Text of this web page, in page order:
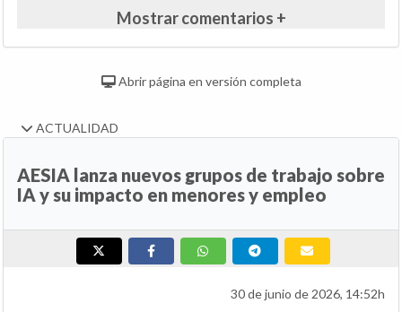
Mostrar comentarios +
Abrir página en versión completa
ACTUALIDAD
AESIA lanza nuevos grupos de trabajo sobre
IA y su impacto en menores y empleo
30 de junio de 2026, 14:52h